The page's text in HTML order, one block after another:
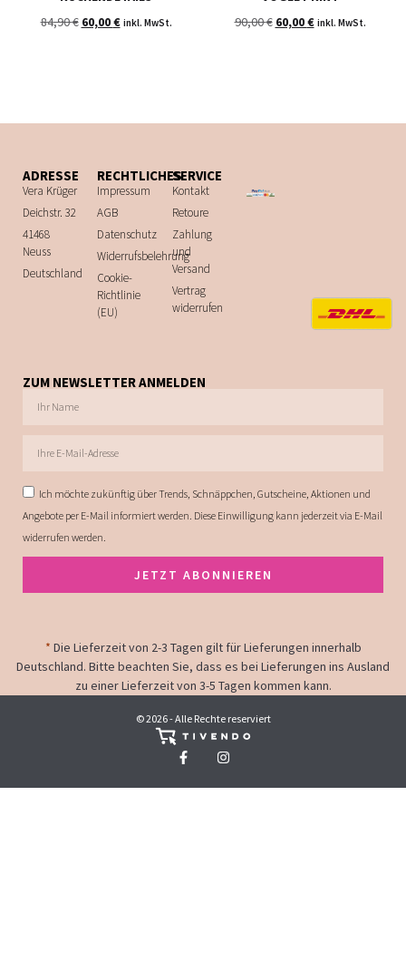
84,90€ 60,00€ inkl. MwSt.
90,00€ 60,00€ inkl. MwSt.
ADRESSE
Vera Krüger
Deichstr. 32
41468
Neuss
Deutschland
RECHTLICHES
Impressum
AGB
Datenschutz
Widerrufsbelehrung
Cookie-
Richtlinie
(EU)
SERVICE
Kontakt
Retoure
Zahlung
und
Versand
Vertrag
widerrufen
ZUM NEWSLETTER ANMELDEN
Ich möchte zukünftig über Trends, Schnäppchen, Gutscheine, Aktionen und
Angebote per E-Mail informiert werden. Diese Einwilligung kann jederzeit via E-Mail
widerrufen werden.
JETZT ABONNIEREN
* Die Lieferzeit von 2-3 Tagen gilt für Lieferungen innerhalb
Deutschland. Bitte beachten Sie, dass es bei Lieferungen ins Ausland
zu einer Lieferzeit von 3-5 Tagen kommen kann.
© 2026 - Alle Rechte reserviert